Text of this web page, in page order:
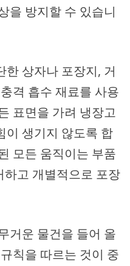
을 방지할 수 있습니
한 상자나 포장지, 거
격 흡수 재료를 사용
표면을 가려 냉장고
이 생기지 않도록 합
모든 움직이는 부품
하고 개별적으로 포장
거운 물건을 들어 올
칙을 따르는 것이 중